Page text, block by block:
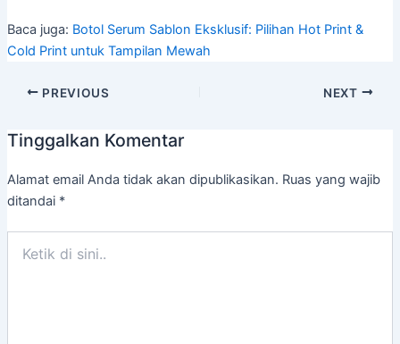
Baca juga: Botol Serum Sablon Eksklusif: Pilihan Hot Print &
Cold Print untuk Tampilan Mewah
PREVIOUS NEXT
Tinggalkan Komentar
Alamat email Anda tidak akan dipublikasikan. Ruas yang wajib
ditandai *